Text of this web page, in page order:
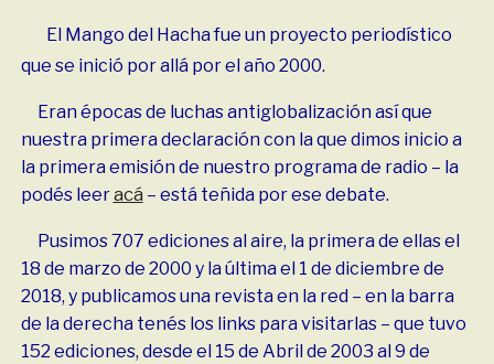
El Mango del Hacha fue un proyecto periodístico
que se inició por allá por el año 2000.
Eran épocas de luchas antiglobalización así que
nuestra primera declaración con la que dimos inicio a
la primera emisión de nuestro programa de radio – la
podés leeracá– está teñida por ese debate.
Pusimos 707 ediciones al aire, la primera de ellas el
18 de marzo de 2000 y la última el 1 de diciembre de
2018, y publicamos una revista en la red – en la barra
de la derecha tenés los links para visitarlas – que tuvo
152 ediciones, desde el 15 de Abril de 2003 al 9 de